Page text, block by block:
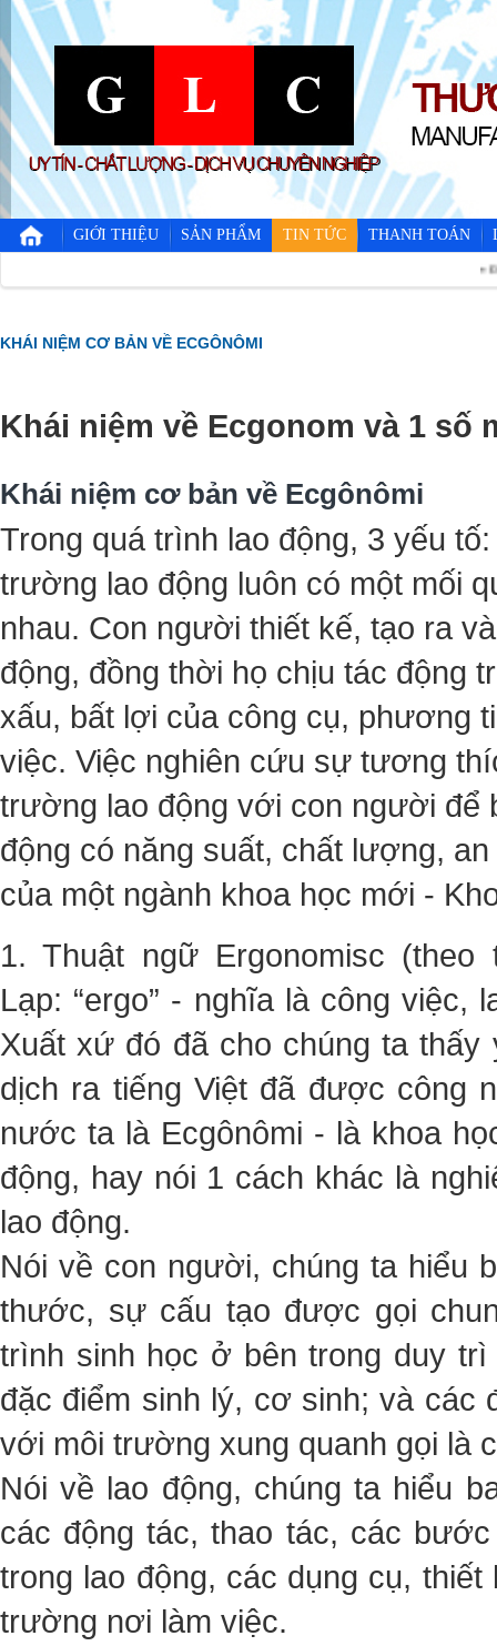
GIỚI THIỆU SẢN PHẨM TIN TỨC THANH TOÁN
Điểm
KHÁI NIỆM CƠ BẢN VỀ ECGÔNÔMI
Khái niệm về Ecgonom và 1 số
Khái niệm cơ bản về Ecgônômi
Trong quá trình lao động, 3 yếu
trường lao động luôn có một mối
nhau. Con người thiết kế, tạo ra
động, đồng thời họ chịu tác động
xấu, bất lợi của công cụ, phương
việc. Việc nghiên cứu sự tương
trường lao động với con người để
động có năng suất, chất lượng,
của một ngành khoa học mới -
1. Thuật ngữ Ergonomisc
Lạp: “ergo” - nghĩa là công việc,
Xuất xứ đó đã cho chúng ta
dịch ra tiếng Việt đã được công
nước ta là Ecgônômi - là khoa
động, hay nói 1 cách khác là
lao động.
Nói về con người, chúng ta hiểu
thước, sự cấu tạo được gọi
trình sinh học ở bên trong duy
đặc điểm sinh lý, cơ sinh; và
với môi trường xung quanh gọi là
Nói về lao động, chúng ta hiểu
các động tác, thao tác, các
trong lao động, các dụng cụ,
trường nơi làm việc.